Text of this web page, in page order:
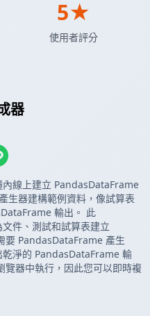
器
線上建立 PandasDataFrame
生器建構範例資料，像試算表
輸出。 此
件、測試和試算表建立
要 PandasDataFrame 產生
淨的 PandasDataFrame 輸
器中執行，因此您可以即時複
5★
使用者評分